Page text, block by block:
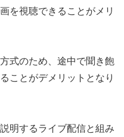
を視聴できることがメリ
式のため、途中で聞き飽
ことがデメリットとなり
明するライブ配信と組み